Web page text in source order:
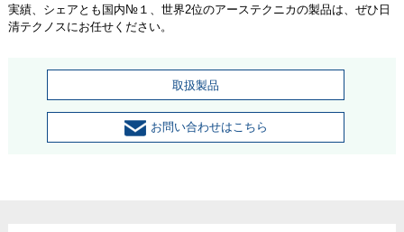
実績、シェアとも国内№１、世界2位のアーステクニカの製品は、ぜひ日
清テクノスにお任せください。
取扱製品
お問い合わせはこちら